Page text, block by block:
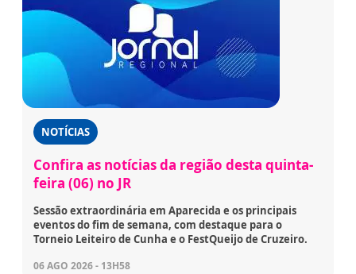
NOTÍCIAS
Confira as notícias da região desta quinta-
feira (06) no JR
Sessão extraordinária em Aparecida e os principais
eventos do fim de semana, com destaque para o
Torneio Leiteiro de Cunha e o FestQueijo de Cruzeiro.
06 AGO 2026 - 13H58